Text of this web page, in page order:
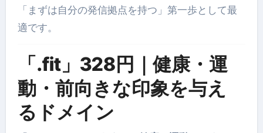
「まずは自分の発信拠点を持つ」第一歩として最
適です。
「.fit」328円｜健康・運
動・前向きな印象を与え
るドメイン